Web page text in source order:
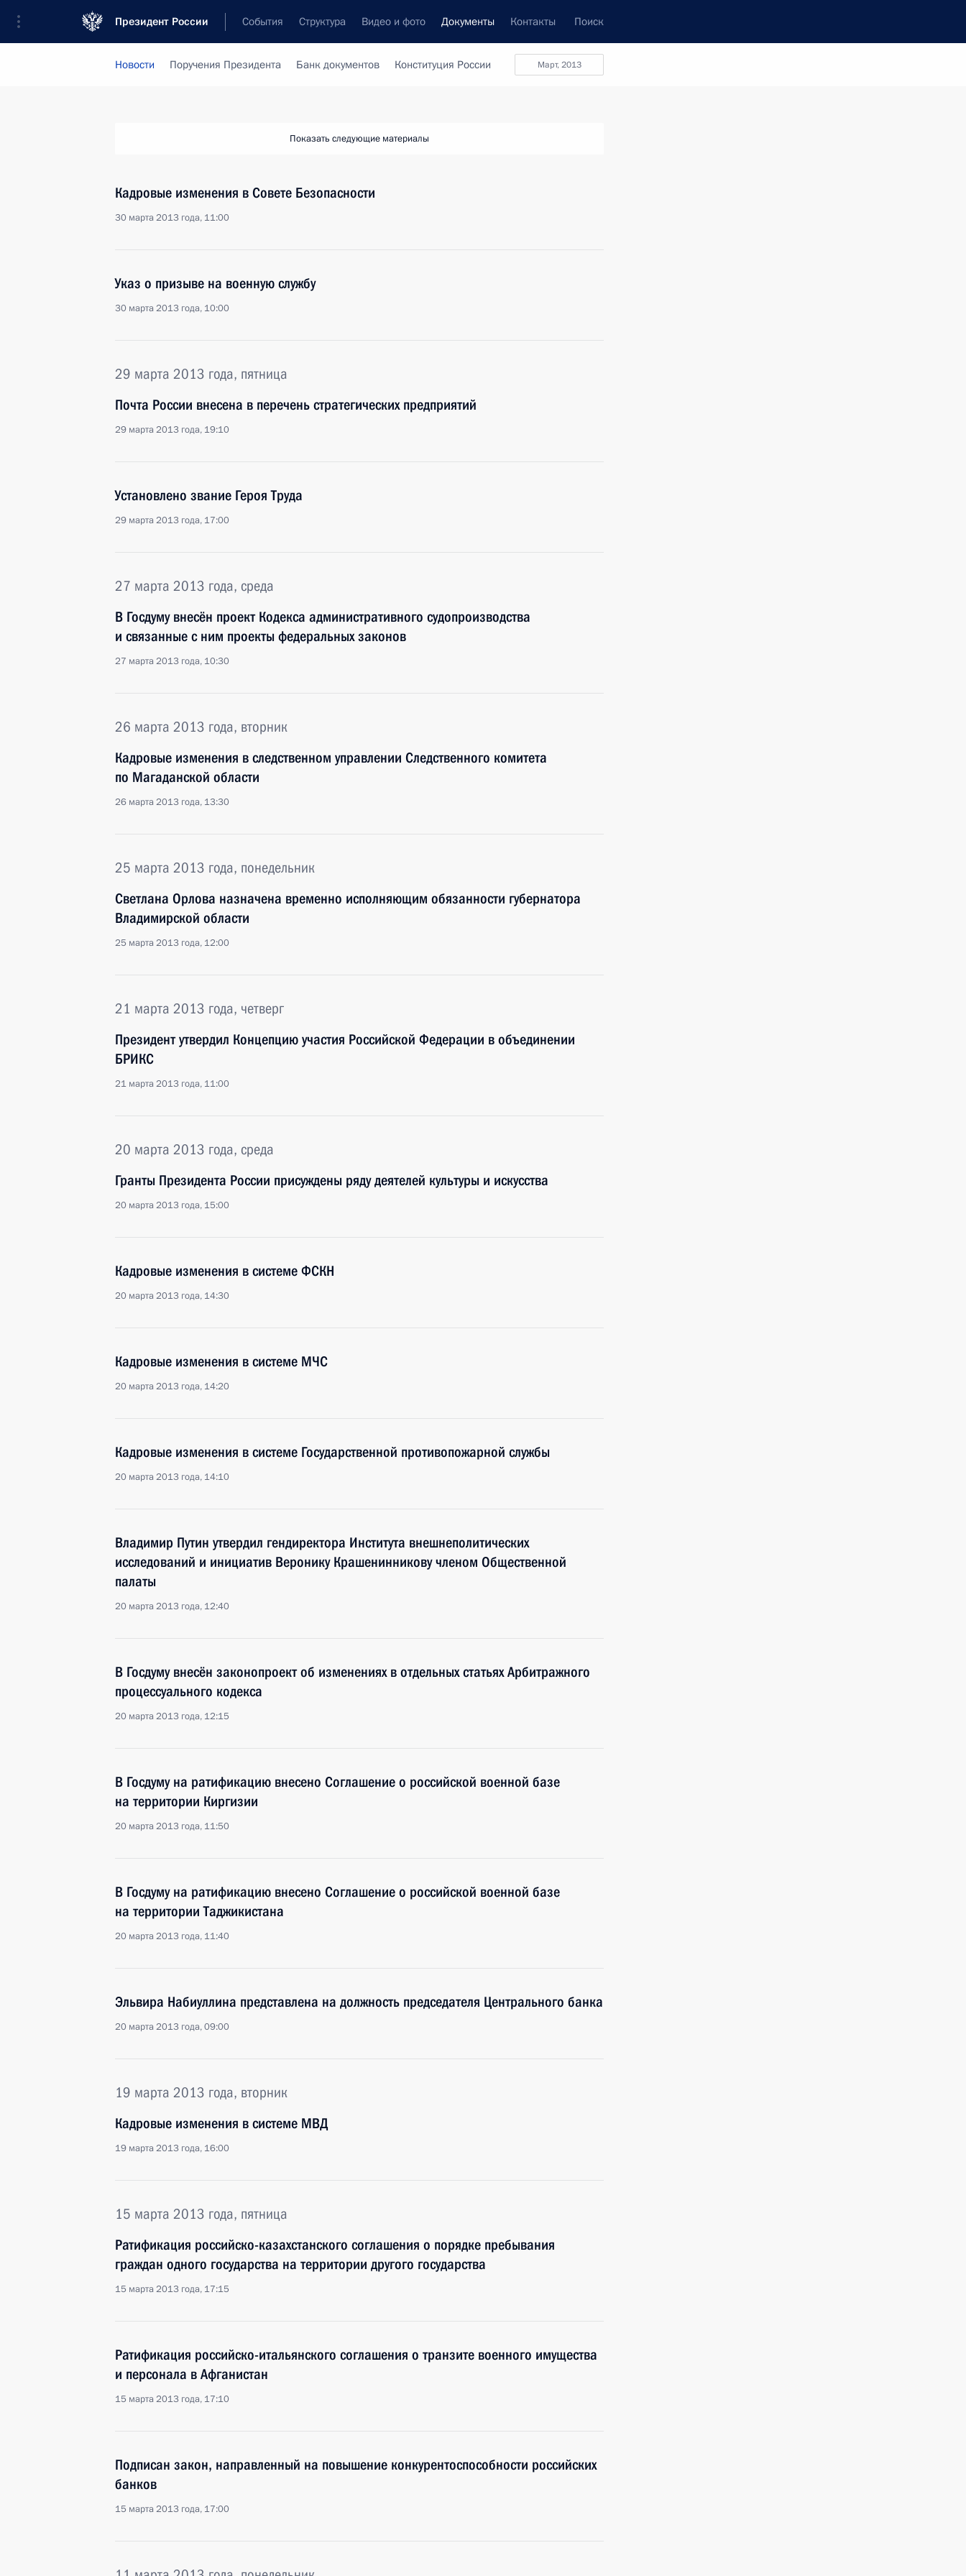
Президент России События Структура Видео и фото Документы Контакты Поиск
март, 2013
Новости Поручения Президента Банк документов Конституция России
Показать следующие материалы
Кадровые изменения в Совете Безопасности
30 марта 2013 года, 11:00
Указ о призыве на военную службу
30 марта 2013 года, 10:00
29 марта 2013 года, пятница
Почта России внесена в перечень стратегических предприятий
29 марта 2013 года, 19:10
Установлено звание Героя Труда
29 марта 2013 года, 17:00
27 марта 2013 года, среда
В Госдуму внесён проект Кодекса административного судопроизводства
и связанные с ним проекты федеральных законов
27 марта 2013 года, 10:30
26 марта 2013 года, вторник
Кадровые изменения в следственном управлении Следственного комитета
по Магаданской области
26 марта 2013 года, 13:30
25 марта 2013 года, понедельник
Светлана Орлова назначена временно исполняющим обязанности губернатора
Владимирской области
25 марта 2013 года, 12:00
21 марта 2013 года, четверг
Президент утвердил Концепцию участия Российской Федерации в объединении
БРИКС
21 марта 2013 года, 11:00
20 марта 2013 года, среда
Гранты Президента России присуждены ряду деятелей культуры и искусства
20 марта 2013 года, 15:00
Кадровые изменения в системе ФСКН
20 марта 2013 года, 14:30
Кадровые изменения в системе МЧС
20 марта 2013 года, 14:20
Кадровые изменения в системе Государственной противопожарной службы
20 марта 2013 года, 14:10
Владимир Путин утвердил гендиректора Института внешнеполитических
исследований и инициатив Веронику Крашенинникову членом Общественной
палаты
20 марта 2013 года, 12:40
В Госдуму внесён законопроект об изменениях в отдельных статьях Арбитражного
процессуального кодекса
20 марта 2013 года, 12:15
В Госдуму на ратификацию внесено Соглашение о российской военной базе
на территории Киргизии
20 марта 2013 года, 11:50
В Госдуму на ратификацию внесено Соглашение о российской военной базе
на территории Таджикистана
20 марта 2013 года, 11:40
Эльвира Набиуллина представлена на должность председателя Центрального банка
20 марта 2013 года, 09:00
19 марта 2013 года, вторник
Кадровые изменения в системе МВД
19 марта 2013 года, 16:00
15 марта 2013 года, пятница
Ратификация российско-казахстанского соглашения о порядке пребывания
граждан одного государства на территории другого государства
15 марта 2013 года, 17:15
Ратификация российско-итальянского соглашения о транзите военного имущества
и персонала в Афганистан
15 марта 2013 года, 17:10
Подписан закон, направленный на повышение конкурентоспособности российских
банков
15 марта 2013 года, 17:00